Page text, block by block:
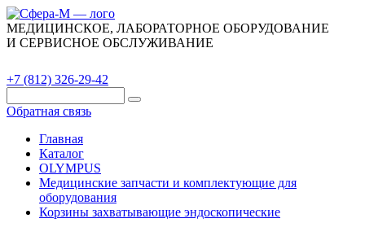
МЕДИЦИНСКОЕ, ЛАБОРАТОРНОЕ ОБОРУДОВАНИЕ
И СЕРВИСНОЕ ОБСЛУЖИВАНИЕ
+7 (812) 326-29-42
Обратная связь
Главная
Каталог
OLYMPUS
Медицинские запчасти и комплектующие для
оборудования
Корзины захватывающие эндоскопические